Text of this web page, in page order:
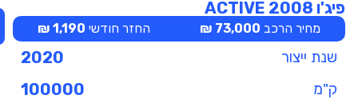
פיג'ו 2008 ACTIVE
מחיר הרכב 73,000 ₪ החזר חודשי 1,190 ₪
שנת ייצור 2020
ק"מ 100000